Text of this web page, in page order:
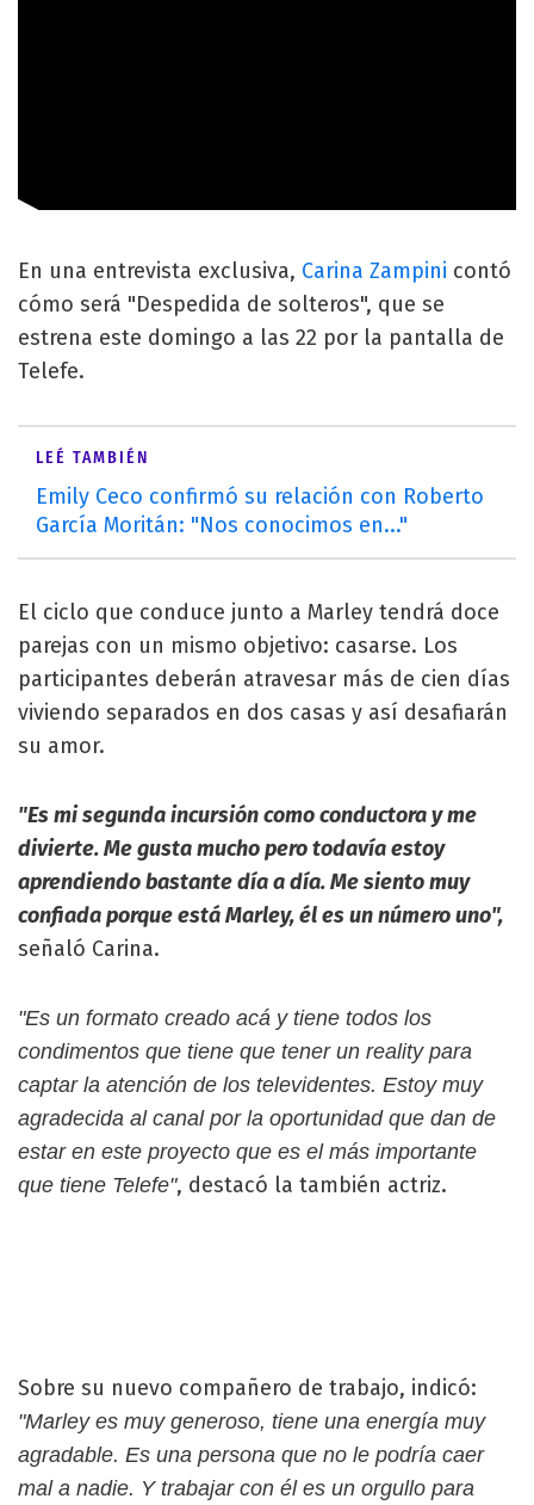
En una entrevista exclusiva, Carina Zampini contó
cómo será "Despedida de solteros", que se
estrena este domingo a las 22 por la pantalla de
Telefe.
LEÉ TAMBIÉN
Emily Ceco confirmó su relación con Roberto
García Moritán: "Nos conocimos en..."
El ciclo que conduce junto a Marley tendrá doce
parejas con un mismo objetivo: casarse. Los
participantes deberán atravesar más de cien días
viviendo separados en dos casas y así desafiarán
su amor.
"Es mi segunda incursión como conductora y me
divierte. Me gusta mucho pero todavía estoy
aprendiendo bastante día a día. Me siento muy
confiada porque está Marley, él es un número uno",
señaló Carina.
"Es un formato creado acá y tiene todos los
condimentos que tiene que tener un reality para
captar la atención de los televidentes. Estoy muy
agradecida al canal por la oportunidad que dan de
estar en este proyecto que es el más importante
que tiene Telefe", destacó la también actriz.
Sobre su nuevo compañero de trabajo, indicó:
"Marley es muy generoso, tiene una energía muy
agradable. Es una persona que no le podría caer
mal a nadie. Y trabajar con él es un orgullo para